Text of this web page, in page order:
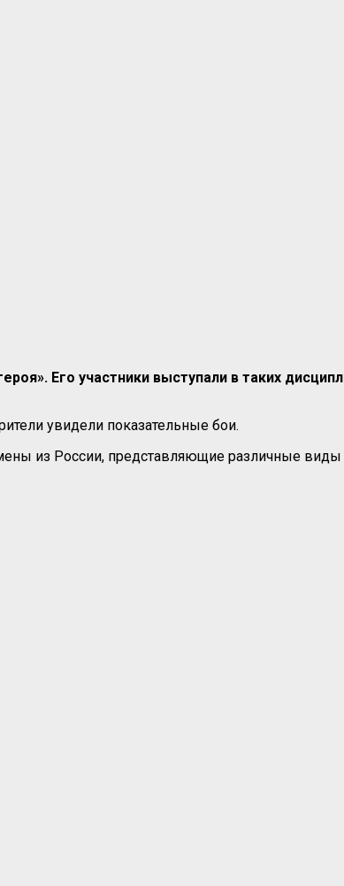
Его участники выступали в таких
увидели показательные бои.
из России, представляющие различные виды